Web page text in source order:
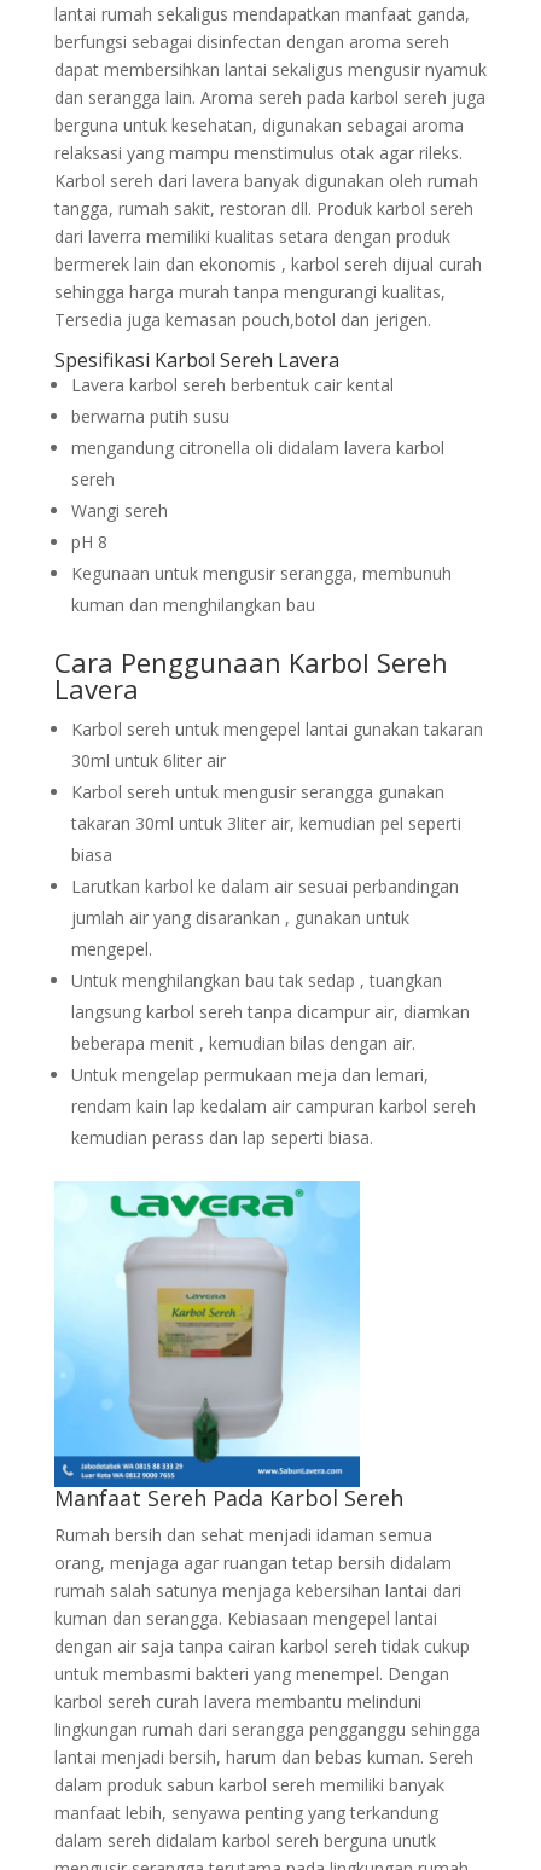
lantai rumah sekaligus mendapatkan manfaat ganda,
berfungsi sebagai disinfectan dengan aroma sereh
dapat membersihkan lantai sekaligus mengusir nyamuk
dan serangga lain. Aroma sereh pada karbol sereh juga
berguna untuk kesehatan, digunakan sebagai aroma
relaksasi yang mampu menstimulus otak agar rileks.
Karbol sereh dari lavera banyak digunakan oleh rumah
tangga, rumah sakit, restoran dll. Produk karbol sereh
dari laverra memiliki kualitas setara dengan produk
bermerek lain dan ekonomis , karbol sereh dijual curah
sehingga harga murah tanpa mengurangi kualitas,
Tersedia juga kemasan pouch,botol dan jerigen.
Spesifikasi Karbol Sereh Lavera
Lavera karbol sereh berbentuk cair kental
berwarna putih susu
mengandung citronella oli didalam lavera karbol
sereh
Wangi sereh
pH 8
Kegunaan untuk mengusir serangga, membunuh
kuman dan menghilangkan bau
Cara Penggunaan Karbol Sereh
Lavera
Karbol sereh untuk mengepel lantai gunakan takaran
30ml untuk 6liter air
Karbol sereh untuk mengusir serangga gunakan
takaran 30ml untuk 3liter air, kemudian pel seperti
biasa
Larutkan karbol ke dalam air sesuai perbandingan
jumlah air yang disarankan , gunakan untuk
mengepel.
Untuk menghilangkan bau tak sedap , tuangkan
langsung karbol sereh tanpa dicampur air, diamkan
beberapa menit , kemudian bilas dengan air.
Untuk mengelap permukaan meja dan lemari,
rendam kain lap kedalam air campuran karbol sereh
kemudian perass dan lap seperti biasa.
Manfaat Sereh Pada Karbol Sereh
Rumah bersih dan sehat menjadi idaman semua
orang, menjaga agar ruangan tetap bersih didalam
rumah salah satunya menjaga kebersihan lantai dari
kuman dan serangga. Kebiasaan mengepel lantai
dengan air saja tanpa cairan karbol sereh tidak cukup
untuk membasmi bakteri yang menempel. Dengan
karbol sereh curah lavera membantu melinduni
lingkungan rumah dari serangga pengganggu sehingga
lantai menjadi bersih, harum dan bebas kuman. Sereh
dalam produk sabun karbol sereh memiliki banyak
manfaat lebih, senyawa penting yang terkandung
dalam sereh didalam karbol sereh berguna unutk